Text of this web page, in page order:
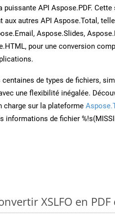
puissante API Aspose.PDF.
aux autres API Aspose.Total,
Aspose.Slides,
pour une conversion
de types de fichiers,
une flexibilité inégalée.
charge sur la plateforme
informations de fichier
XSLFO en